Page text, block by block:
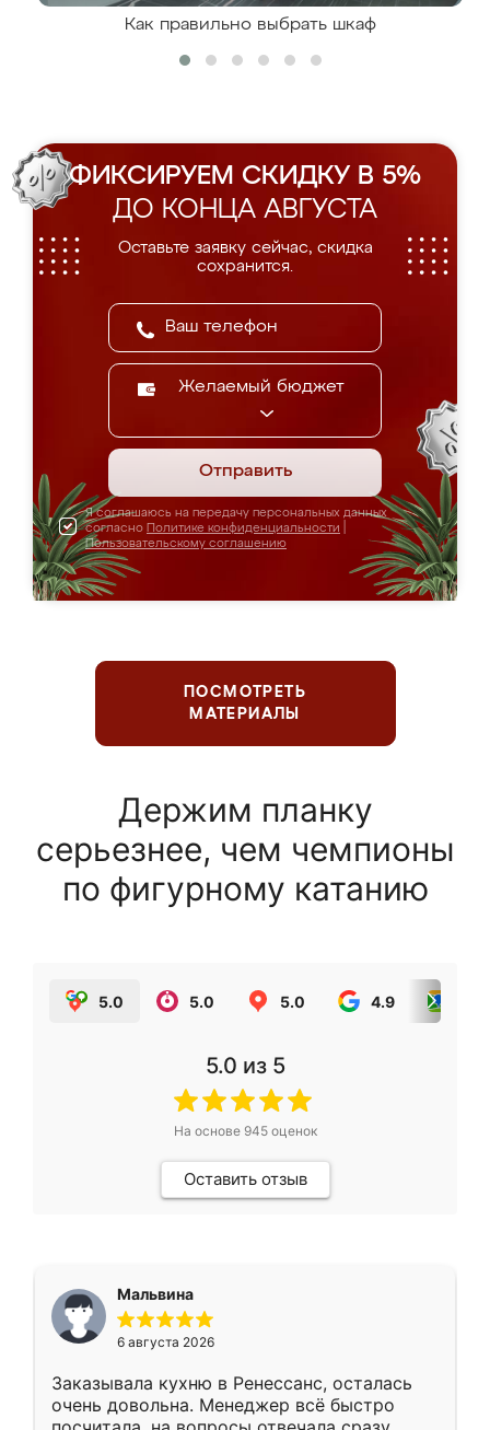
Как правильно выбрать шкаф
ФИКСИРУЕМ СКИДКУ В 5%
ДО КОНЦА АВГУСТА
Оставьте заявку сейчас, скидка
сохранится.
Желаемый бюджет
Отправить
Я соглашаюсь на передачу персональных данных
согласно Политике конфиденциальности
Пользовательскому соглашению
ПОСМОТРЕТЬ
МАТЕРИАЛЫ
Держим планку
серьезнее, чем чемпионы
по фигурному катанию
5.0 5.0 5.0 4.9
5.0 из 5
На основе 945оценок
Оставить отзыв
Мальвина
6 августа 2026
Заказывала кухню в Ренессанс, осталась
очень довольна. Менеджер всё быстро